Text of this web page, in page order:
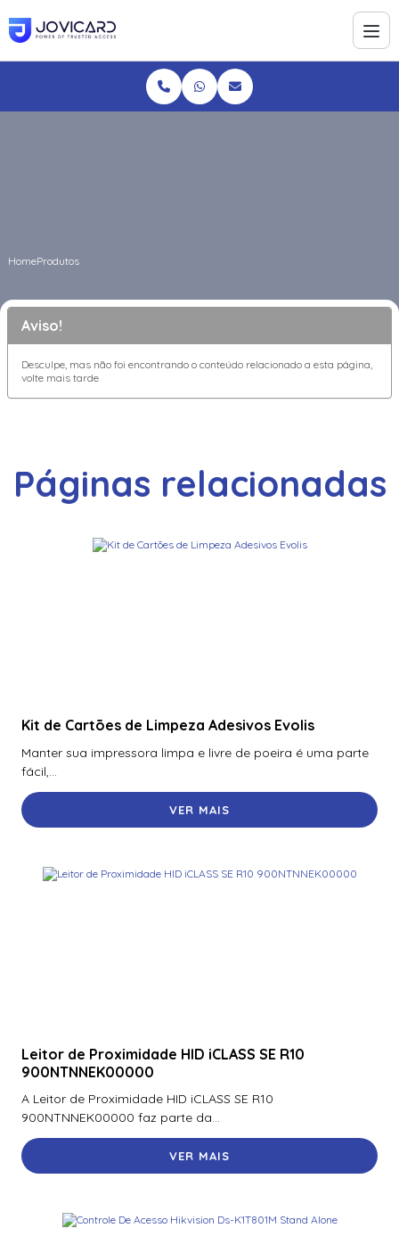
HomeProdutos
Aviso!
Desculpe, mas não foi encontrando o conteúdo relacionado a esta página,
volte mais tarde
Páginas relacionadas
Kit de Cartões de Limpeza Adesivos Evolis
Manter sua impressora limpa e livre de poeira é uma parte
fácil,...
VER MAIS
Leitor de Proximidade HID iCLASS SE R10
900NTNNEK00000
A Leitor de Proximidade HID iCLASS SE R10
900NTNNEK00000 faz parte da...
VER MAIS